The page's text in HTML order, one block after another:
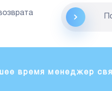
время менеджер